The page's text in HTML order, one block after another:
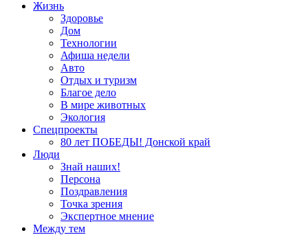
Жизнь
Здоровье
Дом
Технологии
Афиша недели
Авто
Отдых и туризм
Благое дело
В мире животных
Экология
Спецпроекты
80 лет ПОБЕДЫ! Донской край
Люди
Знай наших!
Персона
Поздравления
Точка зрения
Экспертное мнение
Между тем